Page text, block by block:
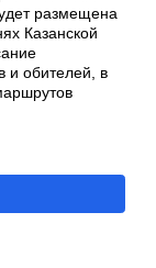
размещена
Казанской
и обителей, в